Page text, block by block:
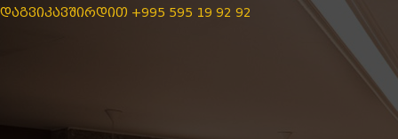
ᲓᲐᲒᲕᲘᲙᲐᲕᲨᲘᲠᲓᲘᲗ +995 595 19 92 92